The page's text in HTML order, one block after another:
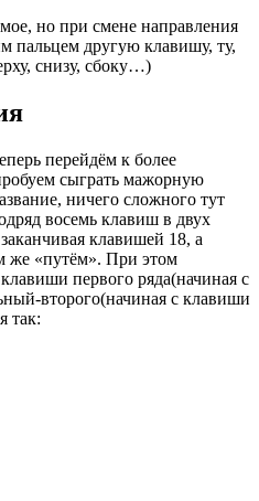
но при смене направления
пальцем другую клавишу, ту,
снизу, сбоку…)
перейдём к более
сыграть мажорную
ничего сложного тут
восемь клавиш в двух
клавишей 18, а
же «путём». При этом
первого ряда(начиная с
второго(начиная с клавиши
так: